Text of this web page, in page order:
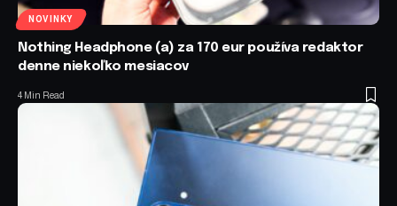
NOVINKY
Nothing Headphone (a) za 170 eur používa redaktor
denne niekoľko mesiacov
4 Min Read